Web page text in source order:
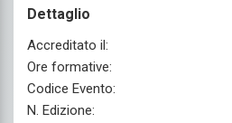
Dettaglio
Accreditato il:
Ore formative:
Codice Evento:
N. Edizione: